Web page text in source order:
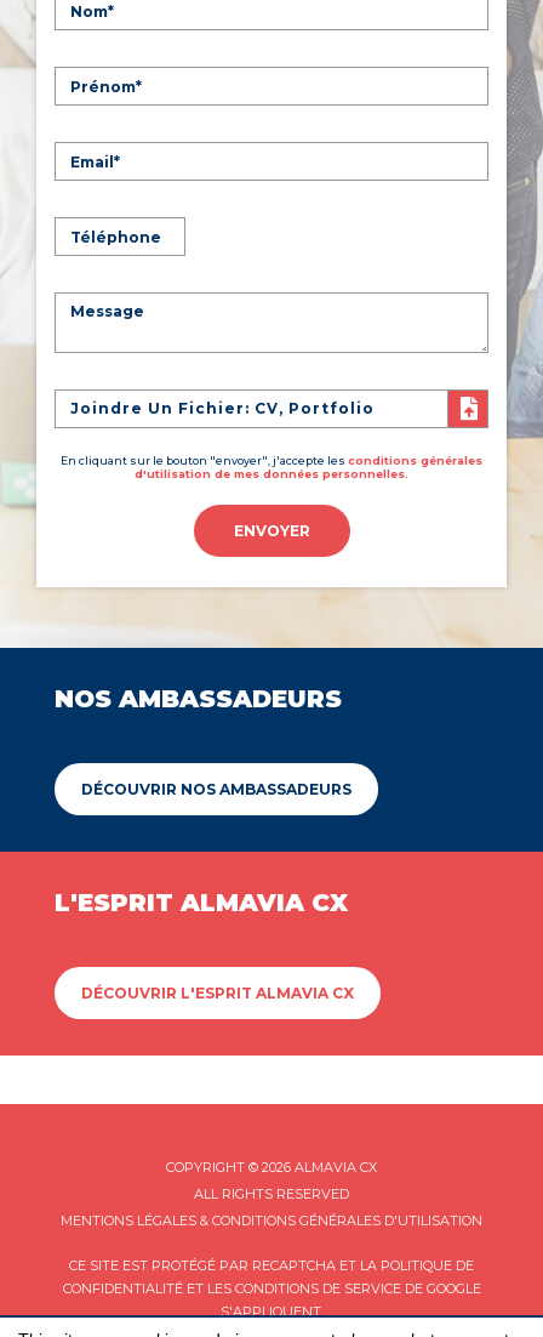
Joindre Un Fichier: CV, Portfolio
En cliquant sur le bouton "envoyer", j'accepte les conditions générales
d'utilisation de mes données personnelles.
ENVOYER
NOS AMBASSADEURS
DÉCOUVRIR NOS AMBASSADEURS
L'ESPRIT ALMAVIA CX
DÉCOUVRIR L'ESPRIT ALMAVIA CX
COPYRIGHT © 2026 ALMAVIA CX
ALL RIGHTS RESERVED
MENTIONS LÉGALES & CONDITIONS GÉNÉRALES D'UTILISATION
CE SITE EST PROTÉGÉ PAR RECAPTCHA ET LA POLITIQUE DE
CONFIDENTIALITÉET LES CONDITIONS DE SERVICEDE GOOGLE
S'APPLIQUENT.